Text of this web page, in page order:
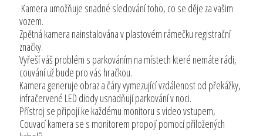
Kamera umožňuje snadné sledování toho, co se děje za vašim
vozem.
Zpětná kamera nainstalována v plastovém rámečku registrační
značky.
Vyřeší váš problém s parkováním na místech které nemáte rádi,
couvání už bude pro vás hračkou.
Kamera generuje obraz a čáry vymezující vzdálenost od překážky,
infračervené LED diody usnadňují parkování v noci.
Přístroj se připojí ke každému monitoru s video vstupem,
Couvací kamera se s monitorem propojí pomocí přiložených